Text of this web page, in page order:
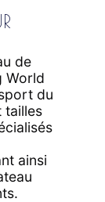
de
World
du
tailles
ainsi